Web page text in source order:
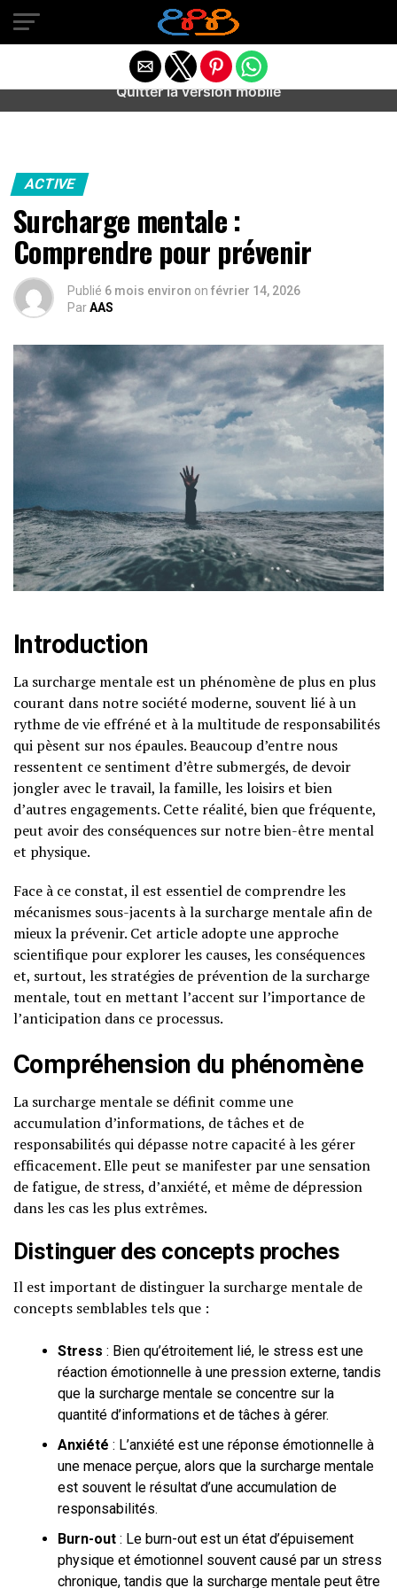
Warning
: preg_match(): Unknown modifier '/' in
/home/u589487443/domains/aideanxietestress.fr/
content/plugins/idev-post-views/includes/class-bots.php
ACTIVE
Surcharge mentale :
Comprendre pour prévenir
Publié 6 mois environ on février 14, 2026
ParAAS
Introduction
La surcharge mentale est un phénomène de plus en plus
courant dans notre société moderne, souvent lié à un
rythme de vie effréné et à la multitude de responsabilités
qui pèsent sur nos épaules. Beaucoup d’entre nous
ressentent ce sentiment d’être submergés, de devoir
jongler avec le travail, la famille, les loisirs et bien
d’autres engagements. Cette réalité, bien que fréquente,
peut avoir des conséquences sur notre bien-être mental
et physique.
Face à ce constat, il est essentiel de comprendre les
mécanismes sous-jacents à la surcharge mentale afin de
mieux la prévenir. Cet article adopte une approche
scientifique pour explorer les causes, les conséquences
et, surtout, les stratégies de prévention de la surcharge
mentale, tout en mettant l’accent sur l’importance de
l’anticipation dans ce processus.
Compréhension du phénomène
La surcharge mentale se définit comme une
accumulation d’informations, de tâches et de
responsabilités qui dépasse notre capacité à les gérer
efficacement. Elle peut se manifester par une sensation
de fatigue, de stress, d’anxiété, et même de dépression
dans les cas les plus extrêmes.
Distinguer des concepts proches
Il est important de distinguer la surcharge mentale de
concepts semblables tels que :
Stress : Bien qu’étroitement lié, le stress est une
réaction émotionnelle à une pression externe, tandis
que la surcharge mentale se concentre sur la
quantité d’informations et de tâches à gérer.
Anxiété : L’anxiété est une réponse émotionnelle à
une menace perçue, alors que la surcharge mentale
est souvent le résultat d’une accumulation de
responsabilités.
Burn-out : Le burn-out est un état d’épuisement
physique et émotionnel souvent causé par un stress
chronique, tandis que la surcharge mentale peut être
Quitter la version mobile